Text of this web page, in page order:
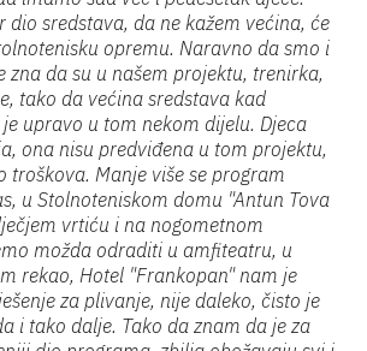
dio sredstava, da ne kažem većina, će
opremu. Naravno da smo i
zna da su u našem projektu, trenirka,
tako da većina sredstava kad
upravo u tom nekom dijelu. Djeca
ona nisu predviđena u tom projektu,
troškova. Manje više se program
u Stolnoteniskom domu "Antun Tova
vrtiću i na nogometnom
možda odraditi u amfiteatru, u
rekao, Hotel "Frankopan" nam je
za plivanje, nije daleko, čisto je
i tako dalje. Tako da znam da je za